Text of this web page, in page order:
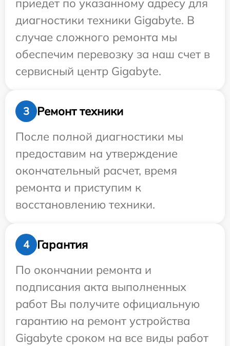
приедет по указанному адресу для
диагностики техники Gigabyte. В
случае сложного ремонта мы
обеспечим перевозку за наш счет в
сервисный центр Gigabyte.
3
Ремонт техники
После полной диагностики мы
предоставим на утверждение
окончательный расчет, время
ремонта и приступим к
восстановлению техники.
4
Гарантия
По окончании ремонта и
подписания акта выполненных
работ Вы получите официальную
гарантию на ремонт устройства
Gigabyte сроком на все виды работ